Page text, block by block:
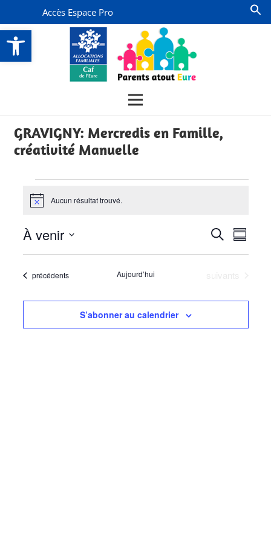
Ouvrir la barre d’outils
Accès Espace Pro
GRAVIGNY: Mercredis en Famille,
créativité Manuelle
Évènements
Notice Aucun résultat trouvé.
et
Recherche
de
Résumé
À venir
Sélectionnez
date
Évènements
précédents Aujourd’hui
S’abonner au calendrier